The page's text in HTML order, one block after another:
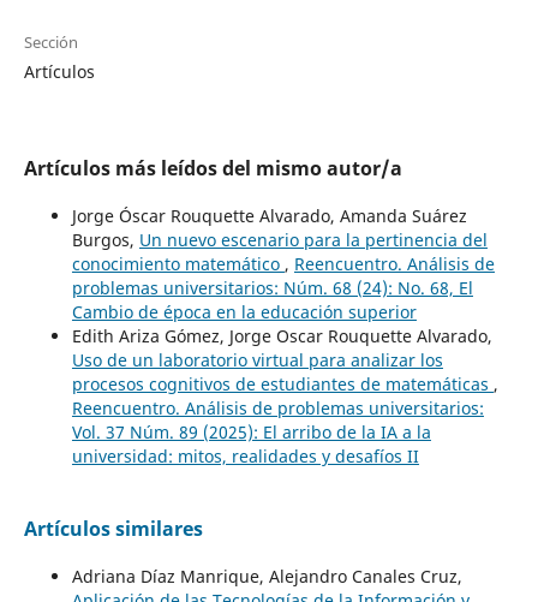
Sección
Artículos
Artículos más leídos del mismo autor/a
Jorge Óscar Rouquette Alvarado, Amanda Suárez
Burgos, Un nuevo escenario para la pertinencia del
conocimiento matemático , Reencuentro. Análisis de
problemas universitarios: Núm. 68 (24): No. 68, El
Cambio de época en la educación superior
Edith Ariza Gómez, Jorge Oscar Rouquette Alvarado,
Uso de un laboratorio virtual para analizar los
procesos cognitivos de estudiantes de matemáticas ,
Reencuentro. Análisis de problemas universitarios:
Vol. 37 Núm. 89 (2025): El arribo de la IA a la
universidad: mitos, realidades y desafíos II
Artículos similares
Adriana Díaz Manrique, Alejandro Canales Cruz,